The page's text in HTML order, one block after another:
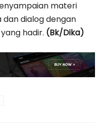
materi
dan dialog dengan
hadir. (Bk/Dika)